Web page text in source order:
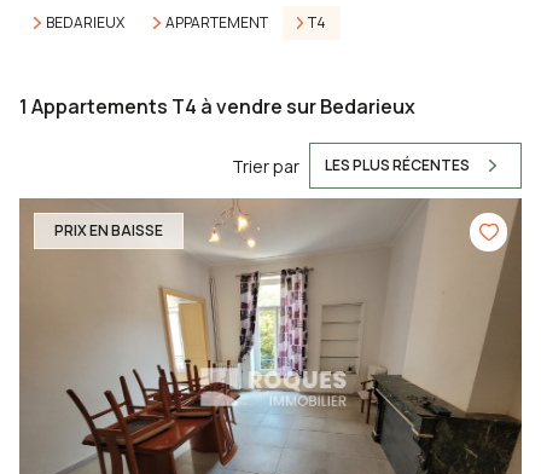
BEDARIEUX
APPARTEMENT T4
1 Appartements T4 à vendre sur Bedarieux
Trier par LES PLUS RÉCENTES
PRIX EN BAISSE